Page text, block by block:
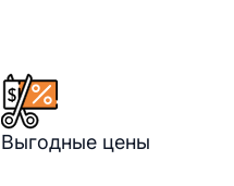
Выгодные цены